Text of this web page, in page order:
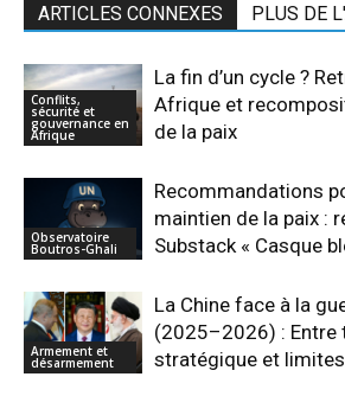
ARTICLES CONNEXES PLUS DE
Conflits,
sécurité et
gouvernance en
Afrique
La fin d’un cycle ?
Afrique et
de la paix
Observatoire
Boutros-Ghali
Recommandations
maintien de la paix :
Substack « Casque
Armement et
désarmement
La Chine face à la
(2025–2026) : Entre
stratégique et